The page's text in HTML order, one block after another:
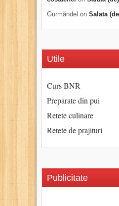
Gurmăndel on Salata
Utile
Curs BNR
Preparate din pui
Retete culinare
Retete de prajituri
Publicitate